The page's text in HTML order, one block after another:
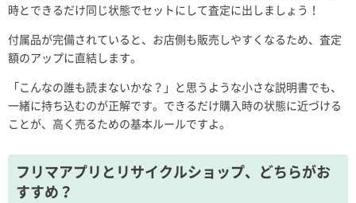
時とできるだけ同じ状態でセットにして査定に出しましょう！
付属品が完備されていると、お店側も販売しやすくなるため、査定
額のアップに直結します。
「こんなの誰も読まないかな？」と思うような小さな説明書でも、
一緒に持ち込むのが正解です。できるだけ購入時の状態に近づける
ことが、高く売るための基本ルールですよ。
フリマアプリとリサイクルショップ、どちらがお
すすめ？